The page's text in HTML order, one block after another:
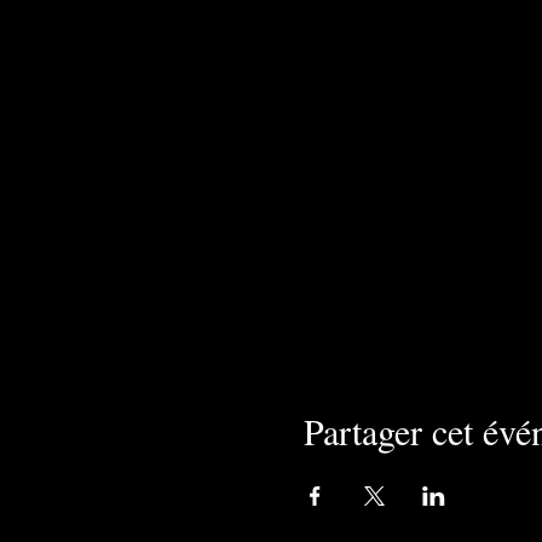
Partager cet